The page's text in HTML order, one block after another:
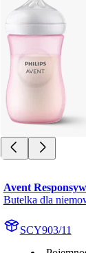
Avent
Butelka dla
SCY903/11